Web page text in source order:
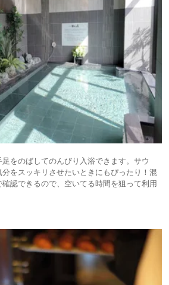
をのばしてのんびり入浴できます。サウ
をスッキリさせたいときにもぴったり！混
認できるので、空いてる時間を狙って利用